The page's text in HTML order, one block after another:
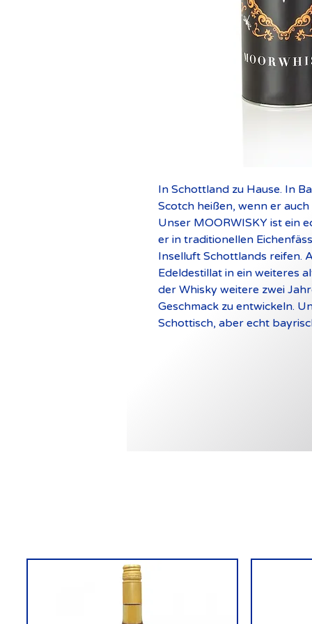
In Schottland zu Hause. In
Scotch heißen, wenn er
Unser MOORWISKY ist ein
er in traditionellen
Inselluft Schottlands reifen.
Edeldestillat in ein weiteres
der Whisky weitere zwei
Geschmack zu entwickeln.
Schottisch, aber echt